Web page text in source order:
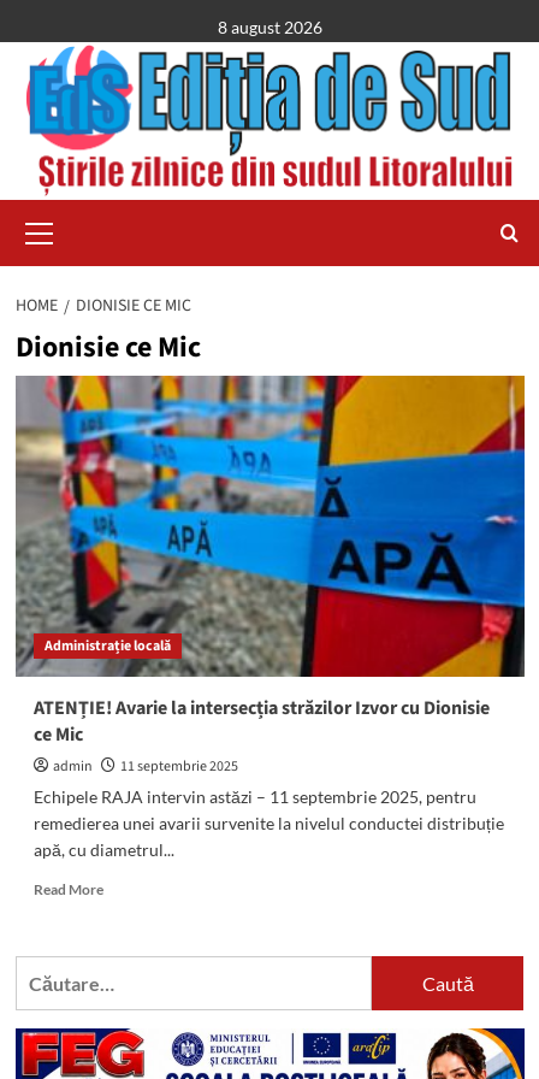
to
content
8 august 2026
Menu
HOME DIONISIE CE MIC
Dionisie ce Mic
Administrație locală
ATENȚIE! Avarie la intersecția străzilor Izvor cu Dionisie
ce Mic
admin
11 septembrie 2025
Echipele RAJA intervin astăzi – 11 septembrie 2025, pentru
remedierea unei avarii survenite la nivelul conductei distribuție
apă, cu diametrul...
Read MoreRead
ATENȚIE!
străzilor Izvor
cu
Caută